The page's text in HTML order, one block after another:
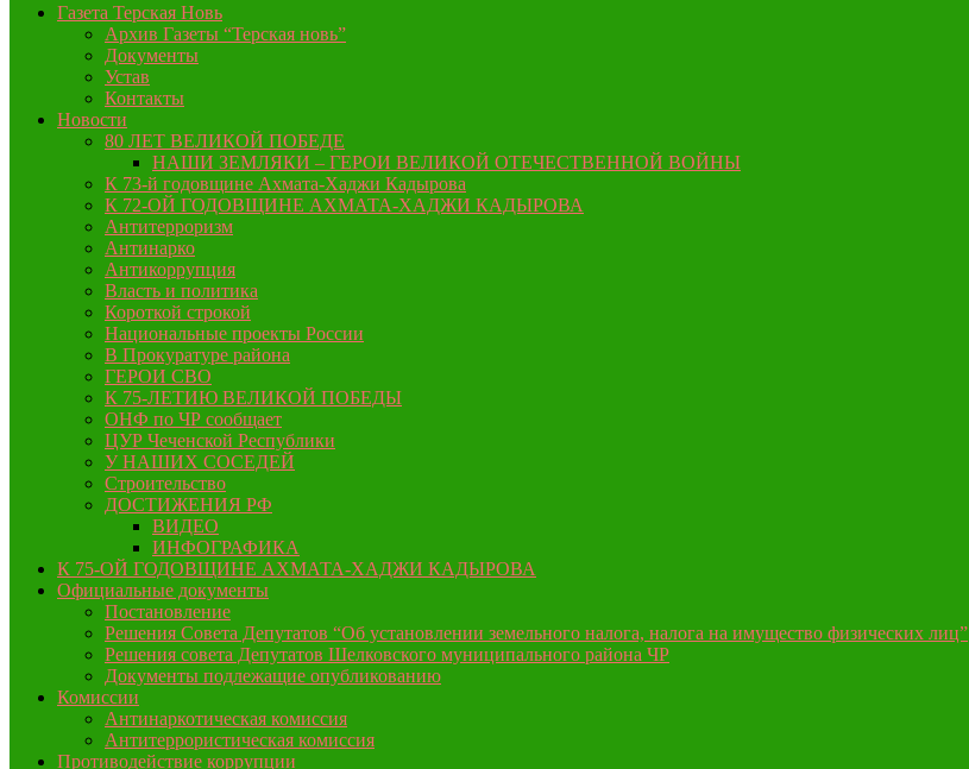
Газета Терская Новь
Архив Газеты “Терская новь”
Документы
Устав
Контакты
Новости
80 ЛЕТ ВЕЛИКОЙ ПОБЕДЕ
НАШИ ЗЕМЛЯКИ – ГЕРОИ ВЕЛИКОЙ ОТЕЧЕСТВЕННОЙ ВОЙНЫ
К 73-й годовщине Ахмата-Хаджи Кадырова
К 72-ОЙ ГОДОВЩИНЕ АХМАТА-ХАДЖИ КАДЫРОВА
Антитерроризм
Антинарко
Антикоррупция
Власть и политика
Короткой строкой
Национальные проекты России
В Прокуратуре района
ГЕРОИ СВО
К 75-ЛЕТИЮ ВЕЛИКОЙ ПОБЕДЫ
ОНФ по ЧР сообщает
ЦУР Чеченской Республики
У НАШИХ СОСЕДЕЙ
Строительство
ДОСТИЖЕНИЯ РФ
ВИДЕО
ИНФОГРАФИКА
К 75-ОЙ ГОДОВЩИНЕ АХМАТА-ХАДЖИ КАДЫРОВА
Официальные документы
Постановление
Решения Совета Депутатов “Об установлении земельного налога, налога на имущество физических лиц”
Решения совета Депутатов Шелковского муниципального района ЧР
Документы подлежащие опубликованию
Комиссии
Антинаркотическая комиссия
Антитеррористическая комиссия
Противодействие коррупции